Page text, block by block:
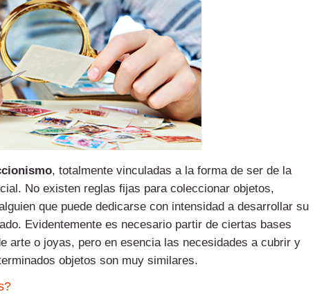
, totalmente vinculadas a la forma de ser de la
No existen reglas fijas para coleccionar objetos,
que puede dedicarse con intensidad a desarrollar su
Evidentemente es necesario partir de ciertas bases
arte o joyas, pero en esencia las necesidades a cubrir y
objetos son muy similares.